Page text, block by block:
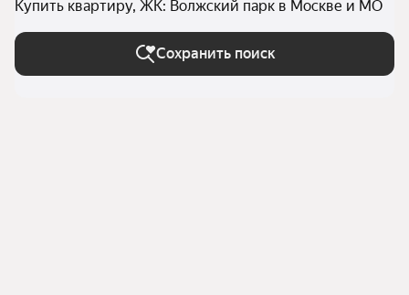
Купить квартиру, ЖК: Волжский парк в Москве и МО
Сохранить поиск